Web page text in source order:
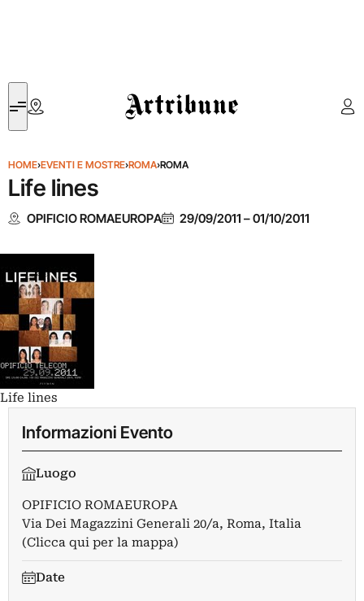
Artribune
HOME›EVENTI E MOSTRE›ROMA›ROMA
Life lines
OPIFICIO ROMAEUROPA 29/09/2011 –01/10/2011
Life lines
Informazioni Evento
Luogo
OPIFICIO ROMAEUROPA
Via Dei Magazzini Generali 20/a, Roma, Italia
(Clicca qui per la mappa)
Date